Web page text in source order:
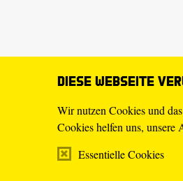
Diese Webseite
Wir nutzen Cookies und
Cookies helfen uns, unsere
Essentielle Cookies